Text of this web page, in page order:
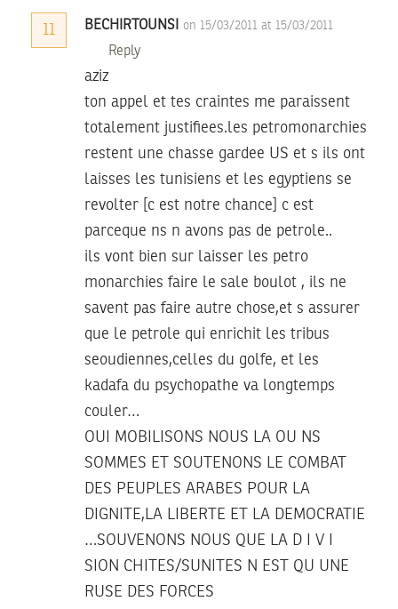
11 BECHIRTOUNSI on 15/03/2011 at 15/03/2011
Reply
aziz
ton appel et tes craintes me paraissent
totalement justifiees.les petromonarchies
restent une chasse gardee US et s ils ont
laisses les tunisiens et les egyptiens se
revolter [c est notre chance] c est
parceque ns n avons pas de petrole..
ils vont bien sur laisser les petro
monarchies faire le sale boulot , ils ne
savent pas faire autre chose,et s assurer
que le petrole qui enrichit les tribus
seoudiennes,celles du golfe, et les
kadafa du psychopathe va longtemps
couler…
OUI MOBILISONS NOUS LA OU NS
SOMMES ET SOUTENONS LE COMBAT
DES PEUPLES ARABES POUR LA
DIGNITE,LA LIBERTE ET LA DEMOCRATIE
…SOUVENONS NOUS QUE LA D I V I
SION CHITES/SUNITES N EST QU UNE
RUSE DES FORCES